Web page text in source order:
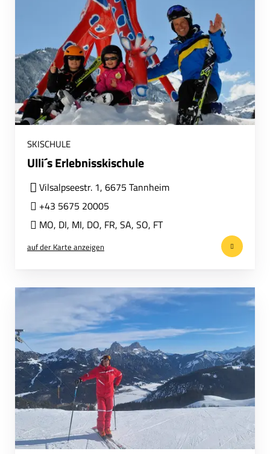
SKISCHULE
Ulli´s Erlebnisskischule
Vilsalpseestr. 1, 6675 Tannheim
+43 5675 20005
MO, DI, MI, DO, FR, SA, SO, FT
auf der Karte anzeigen